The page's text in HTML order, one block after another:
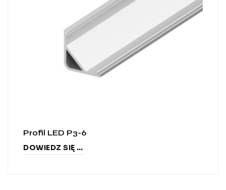
Profil LED P3-6
DOWIEDZ SIĘ WIĘCEJ